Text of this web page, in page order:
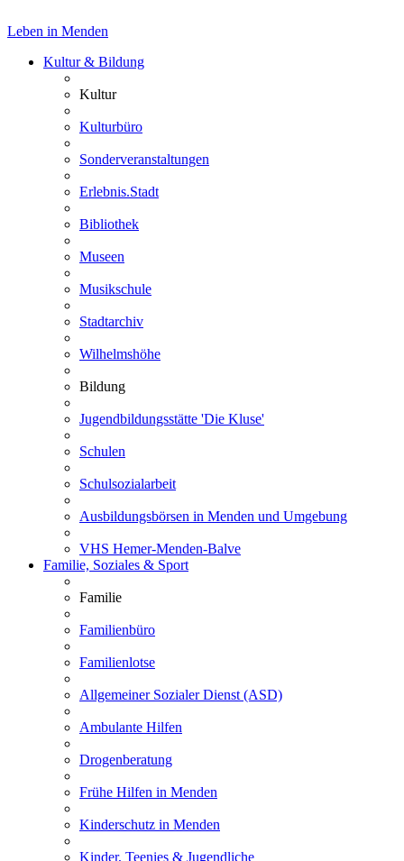
Leben in Menden
Kultur & Bildung
Kultur
Kulturbüro
Sonderveranstaltungen
Erlebnis.Stadt
Bibliothek
Museen
Musikschule
Stadtarchiv
Wilhelmshöhe
Bildung
Jugendbildungsstätte 'Die Kluse'
Schulen
Schulsozialarbeit
Ausbildungsbörsen in Menden und Umgebung
VHS Hemer-Menden-Balve
Familie, Soziales & Sport
Familie
Familienbüro
Familienlotse
Allgemeiner Sozialer Dienst (ASD)
Ambulante Hilfen
Drogenberatung
Frühe Hilfen in Menden
Kinderschutz in Menden
Kinder, Teenies & Jugendliche